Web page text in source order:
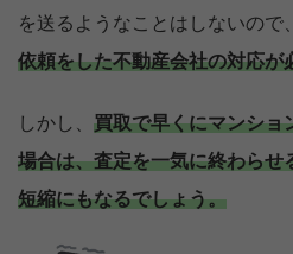
を送るようなことはしないので、
依頼をした不動産会社の対応が
しかし、 買取で早くにマンショ
場合は、査定を一気に終わらせ
短縮にもなるでしょう。